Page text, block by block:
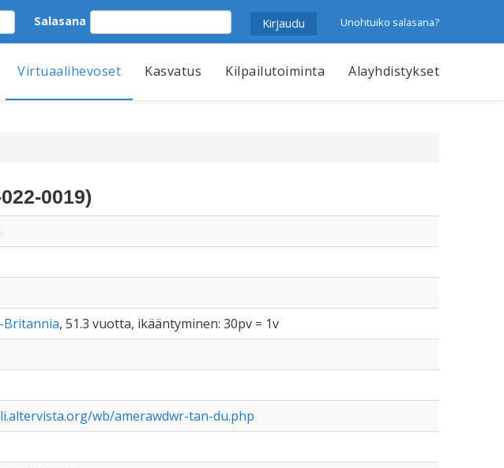
Salasana Unohtuiko salasana?
Virtuaalihevoset Kasvatus Kilpailutoiminta Alayhdistykset
0019)
Britannia, 51.3 vuotta, ikääntyminen: 30pv = 1v
wb/amerawdwr-tan-du.php